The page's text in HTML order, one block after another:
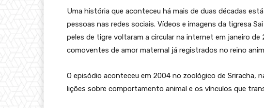
Uma história que aconteceu há mais de duas décadas
pessoas nas redes sociais. Vídeos e imagens da tigresa
peles de tigre voltaram a circular na internet em janeiro
comoventes de amor maternal já registrados no reino
O episódio aconteceu em 2004 no zoológico de Sriracha,
lições sobre comportamento animal e os vínculos que